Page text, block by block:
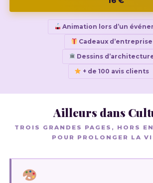
Animation lors d’un
Cadeaux d’entreprise
Dessins
+ de 100 avis clients
Ailleurs dans
TROIS GRANDES PAGES, HORS
POUR PROLONGER LA